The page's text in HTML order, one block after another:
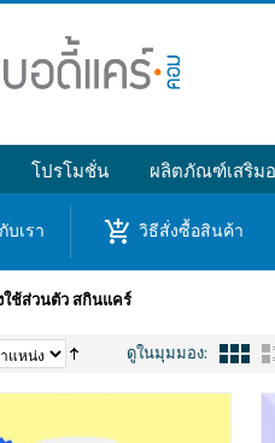
โปรโมชั่น ผลิตภัณฑ์เสริม
บเรา add_shopping_cart วิธีสั่งซื้อสินค้า
ใช้ส่วนตัว สกินแคร์
ดูในมุมมอง: